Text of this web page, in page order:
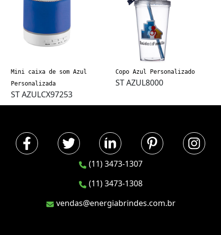
Mini caixa de som Azul
Personalizada
ST AZULCX97253
Copo Azul Personalizado
ST AZUL8000
(11) 3473-1307
(11) 3473-1308
vendas@energiabrindes.com.br